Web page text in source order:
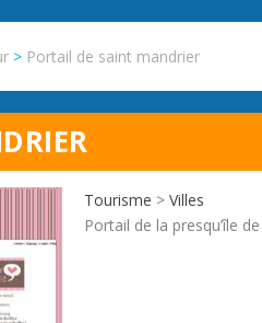
> Portail de saint mandrier
Tourisme >Villes
Portail de la presqu’île